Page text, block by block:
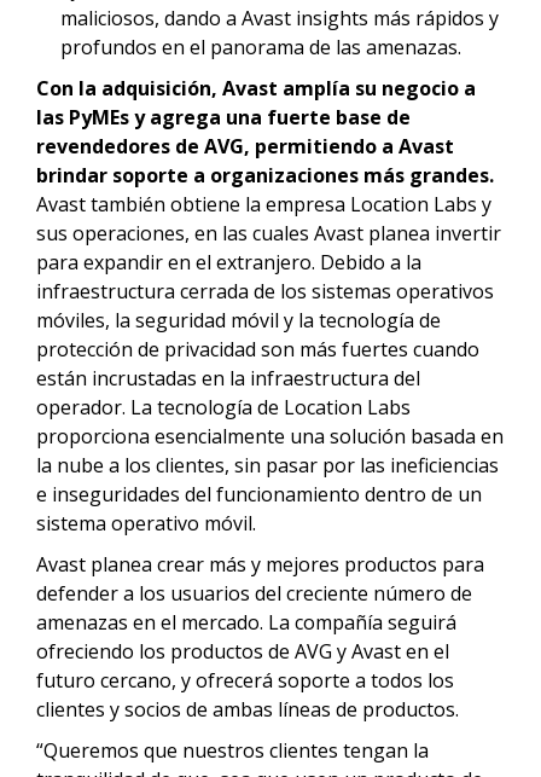
maliciosos, dando a Avast insights más rápidos y
profundos en el panorama de las amenazas.
Con la adquisición, Avast amplía su negocio a
las PyMEs y agrega una fuerte base de
revendedores de AVG, permitiendo a Avast
brindar soporte a organizaciones más grandes.
Avast también obtiene la empresa Location Labs y
sus operaciones, en las cuales Avast planea invertir
para expandir en el extranjero. Debido a la
infraestructura cerrada de los sistemas operativos
móviles, la seguridad móvil y la tecnología de
protección de privacidad son más fuertes cuando
están incrustadas en la infraestructura del
operador. La tecnología de Location Labs
proporciona esencialmente una solución basada en
la nube a los clientes, sin pasar por las ineficiencias
e inseguridades del funcionamiento dentro de un
sistema operativo móvil.
Avast planea crear más y mejores productos para
defender a los usuarios del creciente número de
amenazas en el mercado. La compañía seguirá
ofreciendo los productos de AVG y Avast en el
futuro cercano, y ofrecerá soporte a todos los
clientes y socios de ambas líneas de productos.
“Queremos que nuestros clientes tengan la